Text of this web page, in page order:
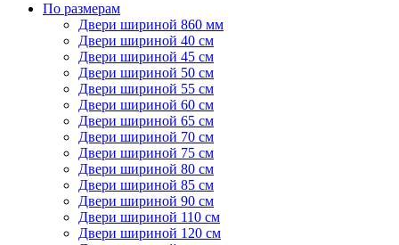
По размерам
Двери шириной 860 мм
Двери шириной 40 см
Двери шириной 45 см
Двери шириной 50 см
Двери шириной 55 см
Двери шириной 60 см
Двери шириной 65 см
Двери шириной 70 см
Двери шириной 75 см
Двери шириной 80 см
Двери шириной 85 см
Двери шириной 90 см
Двери шириной 110 см
Двери шириной 120 см